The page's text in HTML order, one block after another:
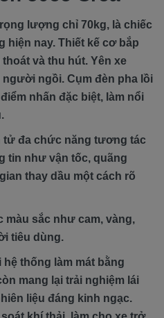
lượng chỉ 70kg, là chiếc
hiện nay. Thiết kế cơ bắp
và thu hút. Yên xe
ngồi. Cụm đèn pha lồi
nhấn đặc biệt, làm nổi
tử đa chức năng tương tác
tin như vận tốc, quãng
thay dầu một cách rõ
màu sắc như cam, vàng,
tiêu dùng.
thống làm mát bằng
mang lại trải nghiệm lái
liệu đáng kinh ngạc.